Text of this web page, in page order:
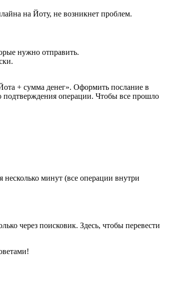
на Йоту, не возникнет проблем.
нужно отправить.
+ сумма денег». Оформить послание в
подтверждения операции. Чтобы все прошло
несколько минут (все операции внутри
через поисковик. Здесь, чтобы перевести